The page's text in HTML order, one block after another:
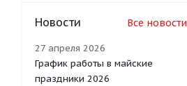
Новости Все новости
27 апреля 2026
График работы в майские
праздники 2026